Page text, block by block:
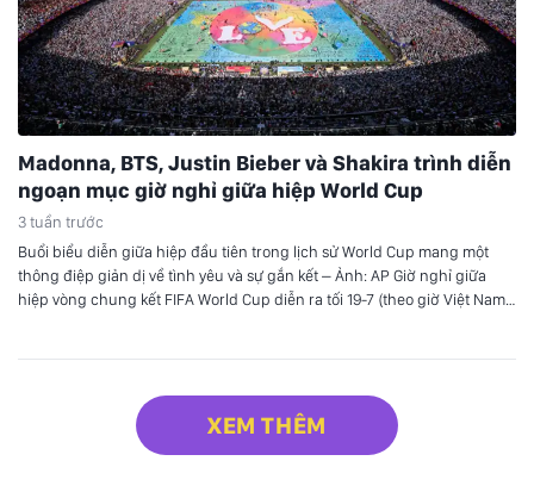
Madonna, BTS, Justin Bieber và Shakira trình diễn
ngoạn mục giờ nghỉ giữa hiệp World Cup
3 tuần trước
Buổi biểu diễn giữa hiệp đầu tiên trong lịch sử World Cup mang một
thông điệp giản dị về tình yêu và sự gắn kết – Ảnh: AP Giờ nghỉ giữa
hiệp vòng chung kết FIFA World Cup diễn ra tối 19-7 (theo giờ Việt Nam)
XEM THÊM